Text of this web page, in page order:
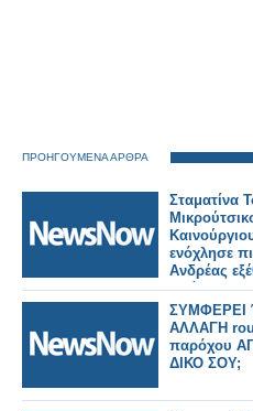
ΠΡΟΗΓΟΥΜΕΝΑ ΑΡΘΡΑ
Σταματίνα
ενόχλησε
Ανδρέας
πράγματα
ΣΥΜΦΕΡΕΙ
ΑΛΛΑΓΗ
παρόχου
ΔΙΚΟ ΣΟΥ;